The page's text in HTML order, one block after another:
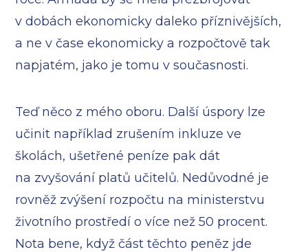
v dobách ekonomicky daleko příznivějších,
a ne v čase ekonomicky a rozpočtově tak
napjatém, jako je tomu v současnosti.
Teď něco z mého oboru. Další úspory lze
učinit například zrušením inkluze ve
školách, ušetřené peníze pak dát
na zvyšování platů učitelů. Nedůvodné je
rovněž zvýšení rozpočtu na ministerstvu
životního prostředí o více než 50 procent.
Nota bene, když část těchto peněz jde